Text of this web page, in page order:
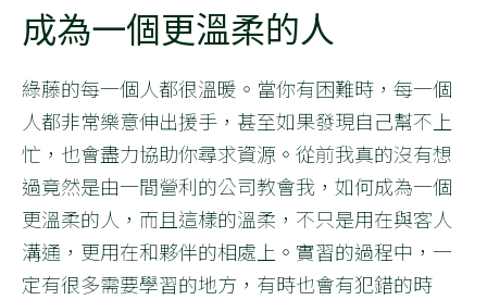
成為一個更溫柔的人
綠藤的每一個人都很溫暖。當你有困難時，每一個
人都非常樂意伸出援手，甚至如果發現自己幫不上
忙，也會盡力協助你尋求資源。從前我真的沒有想
過竟然是由一間營利的公司教會我，如何成為一個
更溫柔的人，而且這樣的溫柔，不只是用在與客人
溝通，更用在和夥伴的相處上。實習的過程中，一
定有很多需要學習的地方，有時也會有犯錯的時